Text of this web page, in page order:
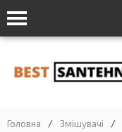
Головна / Змішувачі /